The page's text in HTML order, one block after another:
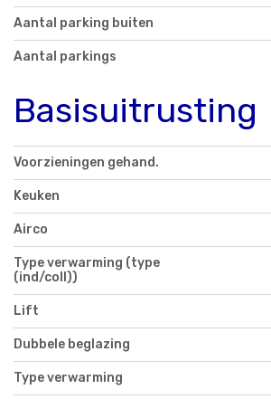
Aantal parking buiten
Aantal parkings
Basisuitrusting
Voorzieningen gehand.
Keuken
Airco
Type verwarming (type
(ind/coll))
Lift
Dubbele beglazing
Type verwarming